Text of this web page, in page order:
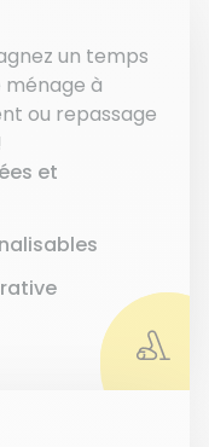
un temps
ménage à
ou repassage
et